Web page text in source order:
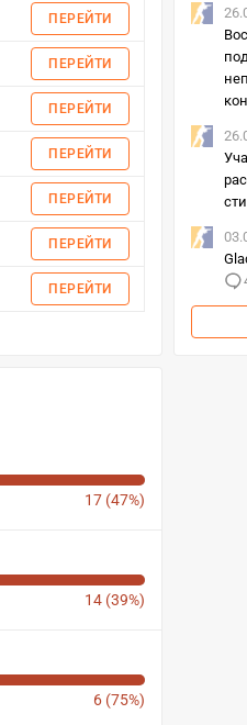
ПЕРЕЙТИ
ПЕРЕЙТИ
ПЕРЕЙТИ
ПЕРЕЙТИ
ПЕРЕЙТИ
ПЕРЕЙТИ
ПЕРЕЙТИ
17 (47%)
14 (39%)
6 (75%)